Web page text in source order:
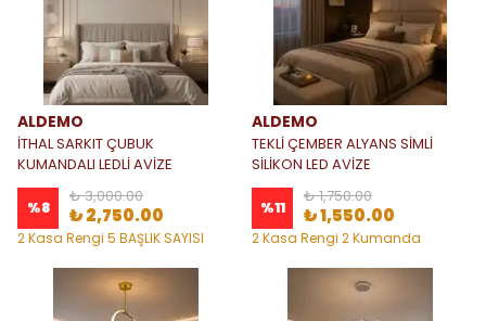
ALDEMO
İTHAL SARKIT ÇUBUK
KUMANDALI LEDLİ AVİZE
%8
₺ 3,000.00
₺ 2,750.00
2 Kasa Rengi 5 BAŞLIK SAYISI
ALDEMO
TEKLİ ÇEMBER ALYANS SİMLİ
SİLİKON LED AVİZE
%11
₺ 1,750.00
₺ 1,550.00
2 Kasa Rengi 2 Kumanda